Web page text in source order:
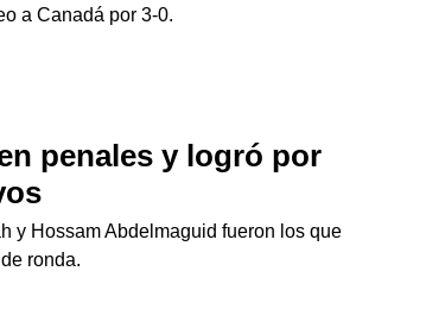
a Canadá por 3-0.
penales y logró por
y Hossam Abdelmaguid fueron los que
ronda.